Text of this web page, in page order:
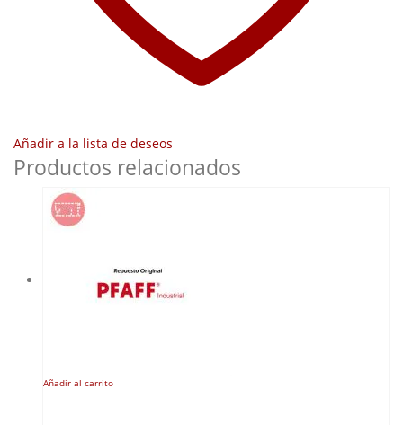
Añadir a la lista de deseos
Productos relacionados
Añadir al carrito